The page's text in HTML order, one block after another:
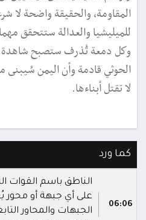
المقاومة، والحقيقة واضحة لا
للميليشيا والعدالة ستتحقق
وكل دمعة تُذرف ستصبح شاهدة
الحوثي قادمة وأن اليمن
لا تقتل أبناءها.
كما ورد
06:06
الناطق باسم القوات
على أي جبهة أو محور
الجبهات والمحاور